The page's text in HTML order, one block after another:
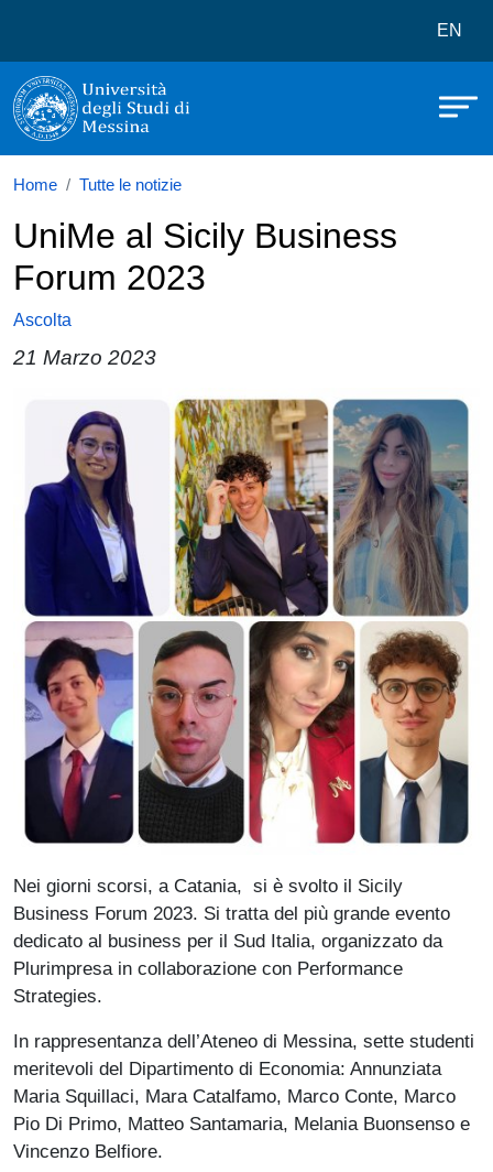
Università degli Studi di Messina
EN
Home Tutte le notizie
UniMe al Sicily Business
Forum 2023
Ascolta
21 Marzo 2023
Paragrafo
Nei giorni scorsi, a Catania, si è svolto il Sicily
Business Forum 2023. Si tratta del più grande evento
dedicato al business per il Sud Italia, organizzato da
Plurimpresa in collaborazione con Performance
Strategies.
In rappresentanza dell’Ateneo di Messina, sette studenti
meritevoli del Dipartimento di Economia: Annunziata
Maria Squillaci, Mara Catalfamo, Marco Conte, Marco
Pio Di Primo, Matteo Santamaria, Melania Buonsenso e
Vincenzo Belfiore.